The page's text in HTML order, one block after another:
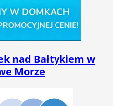
nad Bałtykiem w
Morze